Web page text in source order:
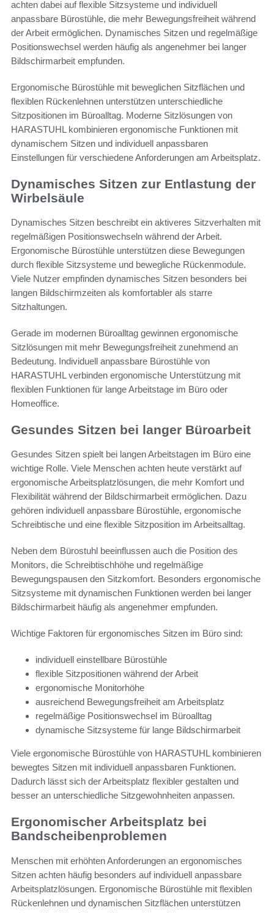
achten dabei auf flexible Sitzsysteme und individuell
anpassbare Bürostühle, die mehr Bewegungsfreiheit während
der Arbeit ermöglichen. Dynamisches Sitzen und regelmäßige
Positionswechsel werden häufig als angenehmer bei langer
Bildschirmarbeit empfunden.
Ergonomische Bürostühle mit beweglichen Sitzflächen und
flexiblen Rückenlehnen unterstützen unterschiedliche
Sitzpositionen im Büroalltag. Moderne Sitzlösungen von
HARASTUHL kombinieren ergonomische Funktionen mit
dynamischem Sitzen und individuell anpassbaren
Einstellungen für verschiedene Anforderungen am Arbeitsplatz.
Dynamisches Sitzen zur Entlastung der
Wirbelsäule
Dynamisches Sitzen beschreibt ein aktiveres Sitzverhalten mit
regelmäßigen Positionswechseln während der Arbeit.
Ergonomische Bürostühle unterstützen diese Bewegungen
durch flexible Sitzsysteme und bewegliche Rückenmodule.
Viele Nutzer empfinden dynamisches Sitzen besonders bei
langen Bildschirmzeiten als komfortabler als starre
Sitzhaltungen.
Gerade im modernen Büroalltag gewinnen ergonomische
Sitzlösungen mit mehr Bewegungsfreiheit zunehmend an
Bedeutung. Individuell anpassbare Bürostühle von
HARASTUHL verbinden ergonomische Unterstützung mit
flexiblen Funktionen für lange Arbeitstage im Büro oder
Homeoffice.
Gesundes Sitzen bei langer Büroarbeit
Gesundes Sitzen spielt bei langen Arbeitstagen im Büro eine
wichtige Rolle. Viele Menschen achten heute verstärkt auf
ergonomische Arbeitsplatzlösungen, die mehr Komfort und
Flexibilität während der Bildschirmarbeit ermöglichen. Dazu
gehören individuell anpassbare Bürostühle, ergonomische
Schreibtische und eine flexible Sitzposition im Arbeitsalltag.
Neben dem Bürostuhl beeinflussen auch die Position des
Monitors, die Schreibtischhöhe und regelmäßige
Bewegungspausen den Sitzkomfort. Besonders ergonomische
Sitzsysteme mit dynamischen Funktionen werden bei langer
Bildschirmarbeit häufig als angenehmer empfunden.
Wichtige Faktoren für ergonomisches Sitzen im Büro sind:
individuell einstellbare Bürostühle
flexible Sitzpositionen während der Arbeit
ergonomische Monitorhöhe
ausreichend Bewegungsfreiheit am Arbeitsplatz
regelmäßige Positionswechsel im Büroalltag
dynamische Sitzsysteme für lange Bildschirmarbeit
Viele ergonomische Bürostühle von HARASTUHL kombinieren
bewegtes Sitzen mit individuell anpassbaren Funktionen.
Dadurch lässt sich der Arbeitsplatz flexibler gestalten und
besser an unterschiedliche Sitzgewohnheiten anpassen.
Ergonomischer Arbeitsplatz bei
Bandscheibenproblemen
Menschen mit erhöhten Anforderungen an ergonomisches
Sitzen achten häufig besonders auf individuell anpassbare
Arbeitsplatzlösungen. Ergonomische Bürostühle mit flexiblen
Rückenlehnen und dynamischen Sitzflächen unterstützen